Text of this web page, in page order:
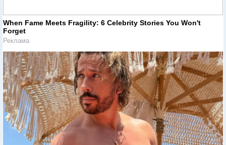
When Fame Meets Fragility: 6 Celebrity Stories You Won't
Forget
Реклама